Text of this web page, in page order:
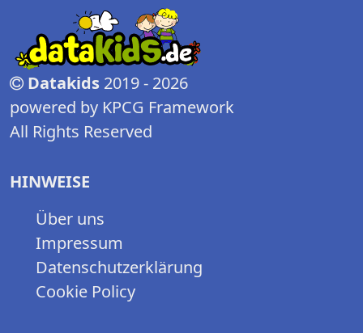
Datakids 2019 - 2026
powered by KPCG Framework
All Rights Reserved
HINWEISE
Über uns
Impressum
Datenschutzerklärung
Cookie Policy